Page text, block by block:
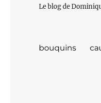
Le blog de
bouquins